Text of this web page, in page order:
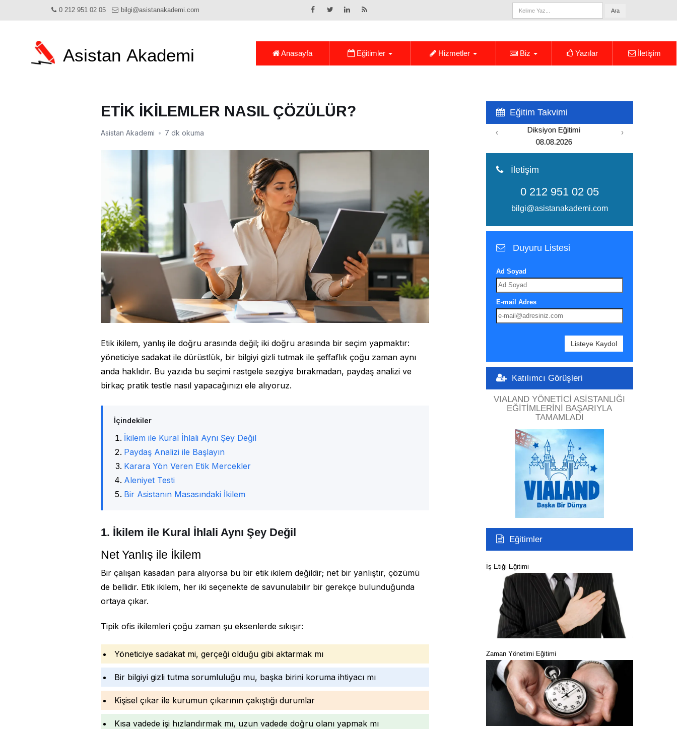
0 212 951 02 05 bilgi@asistanakademi.com Ara
Asistan Akademi Anasayfa Eğitimler Hizmetler Biz Yazılar İletişim
ETİK İKİLEMLER NASIL ÇÖZÜLÜR?
Asistan Akademi • 7 dk okuma
Etik ikilem, yanlış ile doğru arasında değil; iki doğru arasında bir seçim yapmaktır:
yöneticiye sadakat ile dürüstlük, bir bilgiyi gizli tutmak ile şeffaflık çoğu zaman aynı
anda haklıdır. Bu yazıda bu seçimi rastgele sezgiye bırakmadan, paydaş analizi ve
birkaç pratik testle nasıl yapacağınızı ele alıyoruz.
İçindekiler
İkilem ile Kural İhlali Aynı Şey Değil
Paydaş Analizi ile Başlayın
Karara Yön Veren Etik Mercekler
Aleniyet Testi
Bir Asistanın Masasındaki İkilem
1. İkilem ile Kural İhlali Aynı Şey Değil
Net Yanlış ile İkilem
Bir çalışan kasadan para alıyorsa bu bir etik ikilem değildir; net bir yanlıştır, çözümü
de bellidir. Etik ikilem, her iki seçenekte de savunulabilir bir gerekçe bulunduğunda
ortaya çıkar.
Tipik ofis ikilemleri çoğu zaman şu eksenlerde sıkışır:
Yöneticiye sadakat mi, gerçeği olduğu gibi aktarmak mı
Bir bilgiyi gizli tutma sorumluluğu mu, başka birini koruma ihtiyacı mı
Kişisel çıkar ile kurumun çıkarının çakıştığı durumlar
Kısa vadede işi hızlandırmak mı, uzun vadede doğru olanı yapmak mı
Eğitim Takvimi
Yönetici Asistanlığı Eğitimi
15.08.2026
‹ ›
İletişim
0 212 951 02 05
bilgi@asistanakademi.com
Duyuru Listesi
Ad Soyad
E-mail Adres
Listeye Kaydol
Katılımcı Görüşleri
VIALAND YÖNETICI ASISTANLIĞI
EĞITIMLERINI BAŞARIYLA
TAMAMLADI
Eğitimler
İş Etiği Eğitimi
Zaman Yönetimi Eğitimi